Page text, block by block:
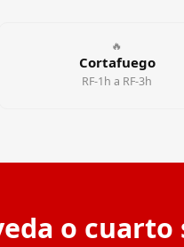
🔥
Cortafuego
RF-1h a RF-3h
o cuarto